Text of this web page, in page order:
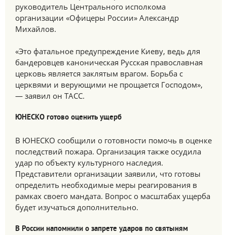
руководитель Центрального исполкома
организации «Офицеры России» Александр
Михайлов.
«Это фатальное предупреждение Киеву, ведь для
бандеровцев каноническая Русская православная
церковь является заклятым врагом. Борьба с
церквями и верующими не прощается Господом»,
— заявил он ТАСС.
ЮНЕСКО готово оценить ущерб
В ЮНЕСКО сообщили о готовности помочь в оценке
последствий пожара. Организация также осудила
удар по объекту культурного наследия.
Представители организации заявили, что готовы
определить необходимые меры реагирования в
рамках своего мандата. Вопрос о масштабах ущерба
будет изучаться дополнительно.
В России напомнили о запрете ударов по святыням